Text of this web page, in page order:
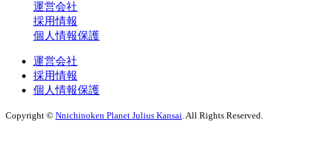
運営会社
採用情報
個人情報保護
運営会社
採用情報
個人情報保護
Copyright © Nnichinoken Planet Julius Kansai. All Rights Reserved.